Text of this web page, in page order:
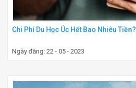
Chi Phí Du Học Úc Hết Bao Nhiêu Tiền?
Ngày đăng: 22 - 05 - 2023